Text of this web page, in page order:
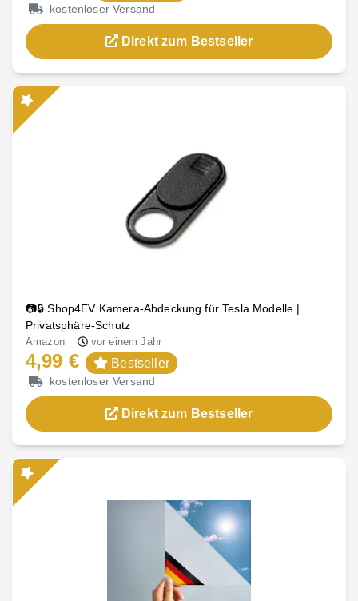
kostenloser Versand
Direkt zum Bestseller
📷🔒 Shop4EV Kamera-Abdeckung für Tesla Modelle |
Privatsphäre-Schutz
Amazon vor einem Jahr
4,99 € Bestseller
kostenloser Versand
Direkt zum Bestseller